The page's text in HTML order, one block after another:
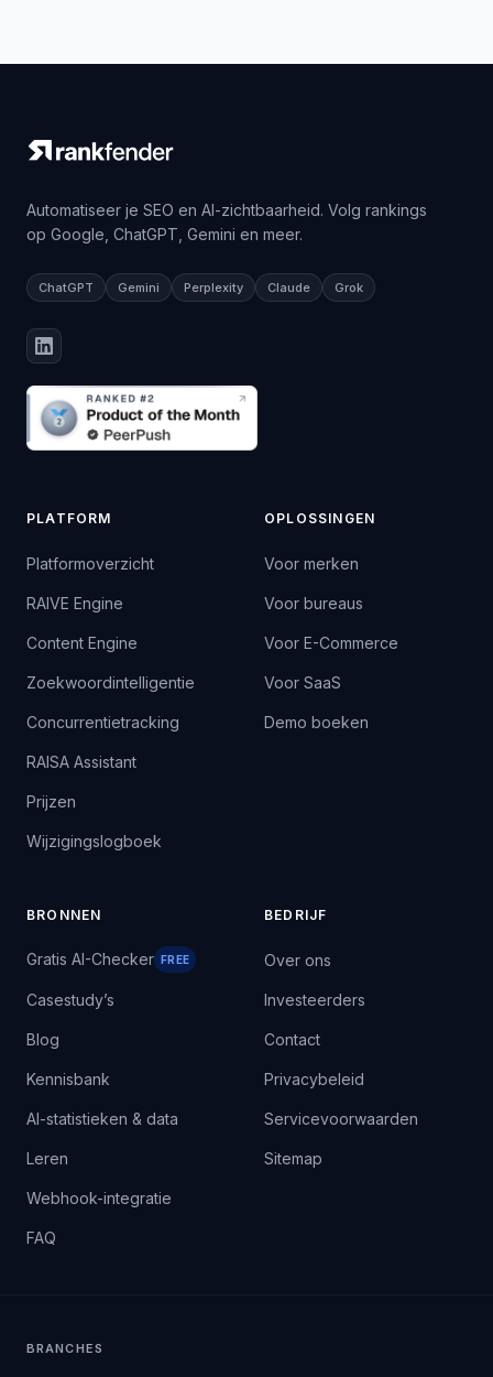
Automatiseer je SEO en AI-zichtbaarheid. Volg rankings
op Google, ChatGPT, Gemini en meer.
ChatGPT Gemini Perplexity Claude Grok
PLATFORM
Platformoverzicht
RAIVE Engine
Content Engine
Zoekwoordintelligentie
Concurrentietracking
RAISA Assistant
Prijzen
Wijzigingslogboek
OPLOSSINGEN
Voor merken
Voor bureaus
Voor E-Commerce
Voor SaaS
Demo boeken
BRONNEN
Gratis AI-Checker FREE
Casestudy’s
Blog
Kennisbank
AI-statistieken & data
Leren
Webhook-integratie
FAQ
BEDRIJF
Over ons
Investeerders
Contact
Privacybeleid
Servicevoorwaarden
Sitemap
BRANCHES